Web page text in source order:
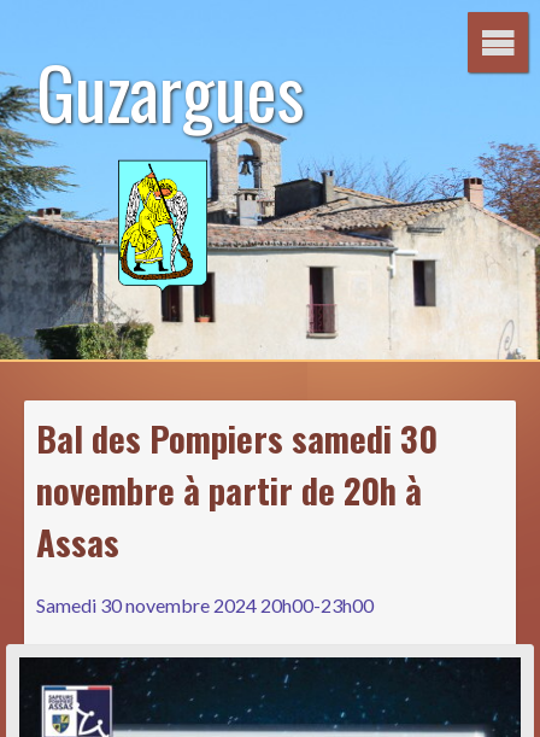
contenuGuzargues
Bal des Pompiers samedi 30
novembre à partir de 20h à
Assas
Samedi 30 novembre 2024 20h00-23h00